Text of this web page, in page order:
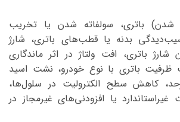
شدن) باتری، سولفاته شدن یا تخریب
بدنه یا قطب‌های باتری، شارژ
باتری، افت ولتاژ در اثر ماندگاری
ظرفیت باتری با نوع خودرو، نشت اسید
کاهش سطح الکترولیت در سلول‌ها،
غیراستاندارد یا افزودنی‌های غیرمجاز در